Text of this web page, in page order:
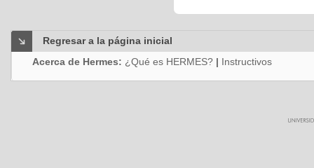
Regresar a la página inicial
Acerca de Hermes: ¿Qué es HERMES? | Instructivos